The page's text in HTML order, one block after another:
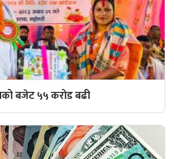
बजेट ५५ करोड बढी